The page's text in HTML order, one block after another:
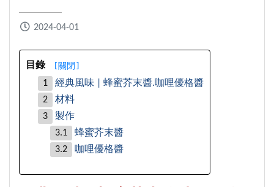
2024-04-01
目錄 [關閉 ]
經典風味 | 蜂蜜芥末醬.咖哩優格醬
材料
製作
蜂蜜芥末醬
咖哩優格醬